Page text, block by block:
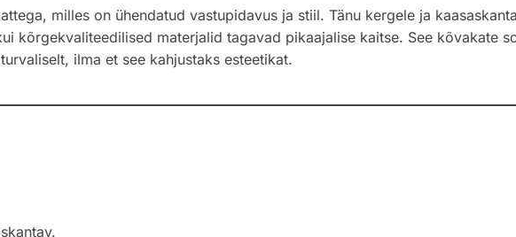
milles on ühendatud vastupidavus ja stiil. Tänu kergele ja
kõrgekvaliteedilised materjalid tagavad pikaajalise kaitse. See kõvakate
ilma et see kahjustaks esteetikat.